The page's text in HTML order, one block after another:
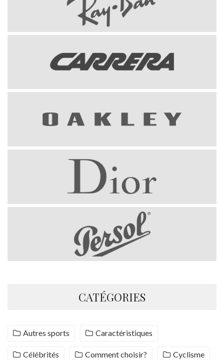
CATÉGORIES
Autres sports Caractéristiques
Célébrités Comment choisir? Cyclisme